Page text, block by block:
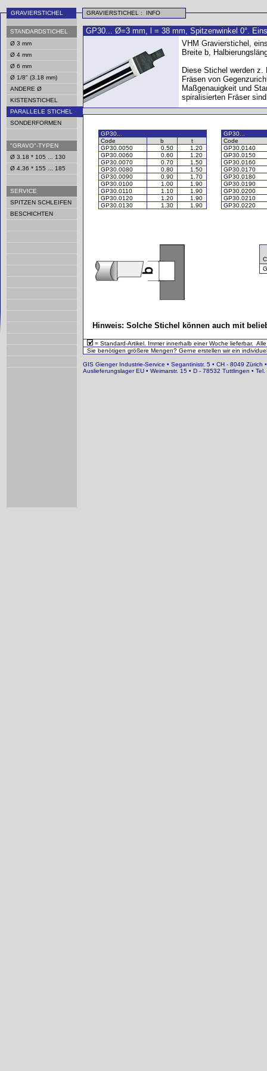
GRAVIERSTICHEL GRAVIERSTICHEL : INFO
STANDARDSTICHEL
Ø 3 mm
Ø 4 mm
Ø 6 mm
Ø 1/8" (3.18 mm)
ANDERE Ø
KISTENSTICHEL
PARALLELE STICHEL
SONDERFORMEN
"GRAVO"-TYPEN
Ø 3.18 * 105 ... 130
Ø 4.36 * 155 ... 185
SERVICE
SPITZEN SCHLEIFEN
BESCHICHTEN
GP30... Ø=3 mm, l = 38 mm, Spitzenwinkel 0°.
VHM Gravierstichel,
Breite b,
Diese Stichel werden
Fräsen von
Maßgenauigkeit und
spiralisierten Fräser
GP30...
Code
b
t
GP30.0050
0.50
1.20
GP30.0060
0.60
1.20
GP30.0070
0.70
1.50
GP30.0080
0.80
1.50
GP30.0090
0.90
1.70
GP30.0100
1.00
1.90
GP30.0110
1.10
1.90
GP30.0120
1.20
1.90
GP30.0130
1.30 1.90
GP30...
Code
GP30.0140
GP30.0150
GP30.0160
GP30.0170
GP30.0180
GP30.0190
GP30.0200
GP30.0210
GP30.0220
Hinweis: Solche Stichel können auch mit
= Standard-Artikel. Immer innerhalb einer Woche lieferbar.
Sie benötigen größere Mengen? Gerne erstellen wir ein
GIS Gienger Industrie-Service • Segantinistr. 5 • CH - 8049
Auslieferungslager EU • Weimarstr. 15 • D - 78532 Tuttlingen •